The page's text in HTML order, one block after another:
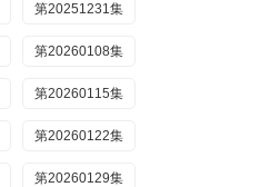
第20251231集
第20260108集
第20260115集
第20260122集
第20260129集